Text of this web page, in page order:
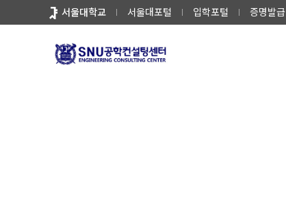
로
서울대학교 서울대포털 입학포털 증명발급
기술창업플랫폼